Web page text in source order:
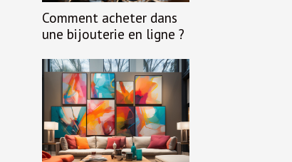
Comment acheter dans
une bijouterie en ligne ?